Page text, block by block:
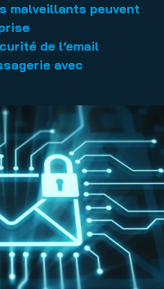
malveillants peuvent
de l’email
avec